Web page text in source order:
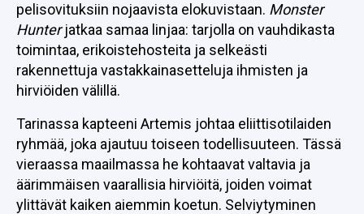
pelisovituksiin nojaavista elokuvistaan. Monster
Hunterjatkaa samaa linjaa: tarjolla on vauhdikasta
toimintaa, erikoistehosteita ja selkeästi
rakennettuja vastakkainasetteluja ihmisten ja
hirviöiden välillä.
Tarinassa kapteeni Artemis johtaa eliittisotilaiden
ryhmää, joka ajautuu toiseen todellisuuteen. Tässä
vieraassa maailmassa he kohtaavat valtavia ja
äärimmäisen vaarallisia hirviöitä, joiden voimat
ylittävät kaiken aiemmin koetun. Selviytyminen